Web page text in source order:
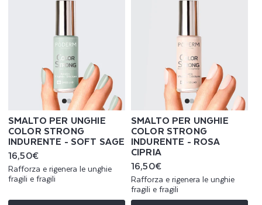
SMALTO PER UNGHIE
COLOR STRONG
INDURENTE - SOFT SAGE
Prezzo
di
listino
16,50€
Rafforza e rigenera le unghie
fragili e fragili
SMALTO PER UNGHIE
COLOR STRONG
INDURENTE - ROSA
CIPRIA
Prezzo
di
listino
16,50€
Rafforza e rigenera le unghie
fragili e fragili